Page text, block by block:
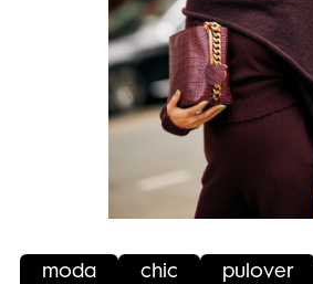
moda chic pulover